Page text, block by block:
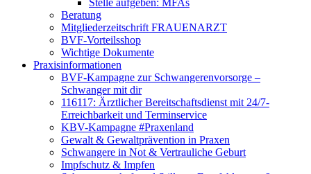
Stelle aufgeben: MFAs
Beratung
Mitgliederzeitschrift FRAUENARZT
BVF-Vorteilsshop
Wichtige Dokumente
Praxisinformationen
BVF-Kampagne zur Schwangerenvorsorge –
Schwanger mit dir
116117: Ärztlicher Bereitschaftsdienst mit 24/7-
Erreichbarkeit und Terminservice
KBV-Kampagne #Praxenland
Gewalt & Gewaltprävention in Praxen
Schwangere in Not & Vertrauliche Geburt
Impfschutz & Impfen